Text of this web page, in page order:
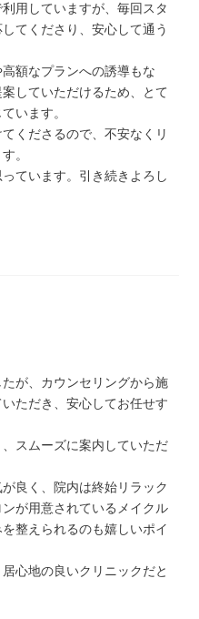
用していますが、毎回スタ
てくださり、安心して通う
額なプランへの誘導もな
していただけるため、とて
います。
くださるので、不安なくリ
。
ています。引き続きよろし
が、カウンセリングから施
ただき、安心してお任せす
スムーズに案内していただ
良く、院内は終始リラック
が用意されているメイクル
整えられるのも嬉しいポイ
心地の良いクリニックだと